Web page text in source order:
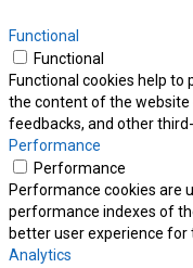
Functional
Functional
Functional cookies help
the content of the
feedbacks, and other
Performance
Performance
Performance cookies are
performance indexes of
better user experience for
Analytics